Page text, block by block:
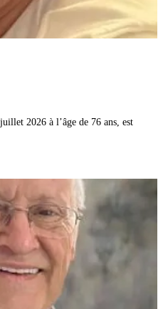
2026 à l’âge de 76 ans, est